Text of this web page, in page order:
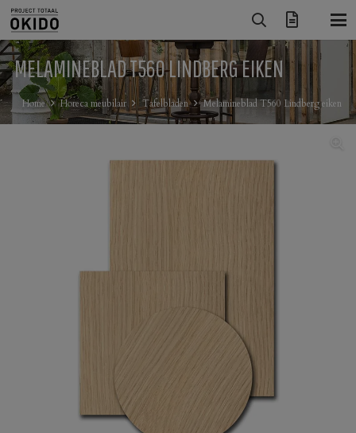
MELAMINEBLAD T560 LINDBERG EIKEN
Home Horeca meubilair Tafelbladen Melamineblad T560 Lindberg eiken